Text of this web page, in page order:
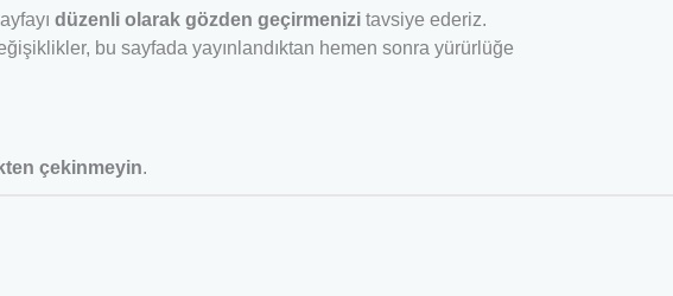
düzenli olarak gözden geçirmenizi tavsiye ederiz.
bu sayfada yayınlandıktan hemen sonra yürürlüğe
çekinmeyin.